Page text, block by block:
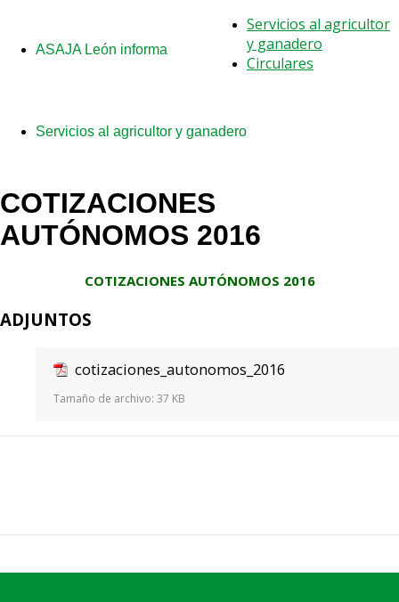
ASAJA León informa
Servicios al agricultor y ganadero
Servicios al agricultor
y ganadero
Circulares
COTIZACIONES
AUTÓNOMOS 2016
COTIZACIONES AUTÓNOMOS 2016
ADJUNTOS
cotizaciones_autonomos_2016
Tamaño de archivo: 37 KB